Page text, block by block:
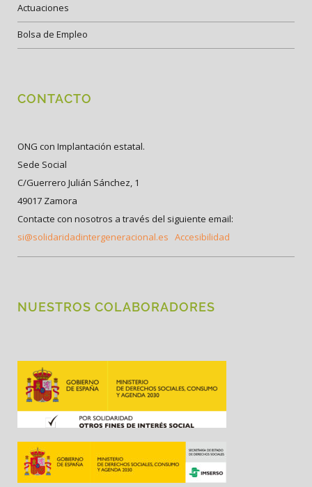
Actuaciones
Bolsa de Empleo
CONTACTO
ONG con Implantación estatal.
Sede Social
C/Guerrero Julián Sánchez, 1
49017 Zamora
Contacte con nosotros a través del siguiente email:
si@solidaridadintergeneracional.es Accesibilidad
NUESTROS COLABORADORES